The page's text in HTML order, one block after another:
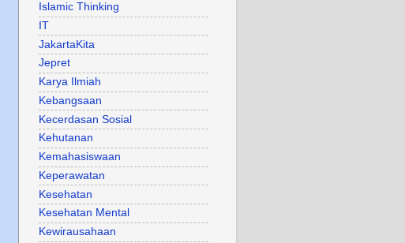
Islamic Thinking
IT
JakartaKita
Jepret
Karya Ilmiah
Kebangsaan
Kecerdasan Sosial
Kehutanan
Kemahasiswaan
Keperawatan
Kesehatan
Kesehatan Mental
Kewirausahaan